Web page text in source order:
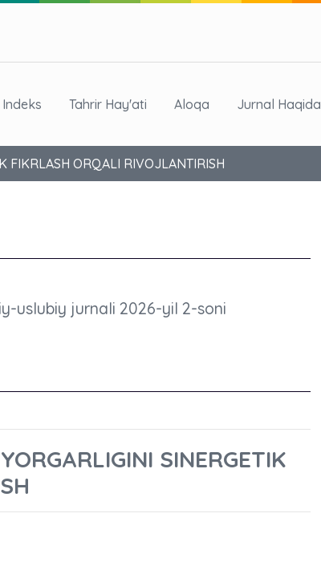
Indeks Tahrir Hay'ati Aloqa Jurnal Haqida
FIKRLASH ORQALI RIVOJLANTIRISH
uslubiy jurnali 2026-yil 2-soni
SINERGETIK